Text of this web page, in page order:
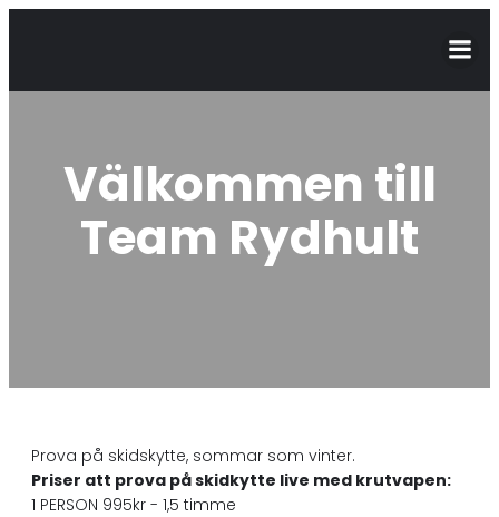
Välkommen till
Team Rydhult
Prova på skidskytte, sommar som vinter.
Priser att prova på skidkytte live med krutvapen:
1 PERSON 995kr - 1,5 timme